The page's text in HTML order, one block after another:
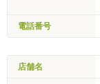
電話番号
店舗名